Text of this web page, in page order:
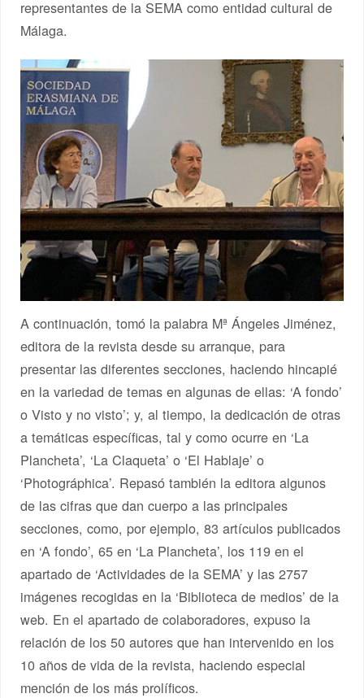
representantes de la SEMA como entidad cultural de
Málaga.
A continuación, tomó la palabra Mª Ángeles Jiménez,
editora de la revista desde su arranque, para
presentar las diferentes secciones, haciendo hincapié
en la variedad de temas en algunas de ellas: ‘A fondo’
o Visto y no visto’; y, al tiempo, la dedicación de otras
a temáticas específicas, tal y como ocurre en ‘La
Plancheta’, ‘La Claqueta’ o ‘El Hablaje’ o
‘Photográphica’. Repasó también la editora algunos
de las cifras que dan cuerpo a las principales
secciones, como, por ejemplo, 83 artículos publicados
en ‘A fondo’, 65 en ‘La Plancheta’, los 119 en el
apartado de ‘Actividades de la SEMA’ y las 2757
imágenes recogidas en la ‘Biblioteca de medios’ de la
web. En el apartado de colaboradores, expuso la
relación de los 50 autores que han intervenido en los
10 años de vida de la revista, haciendo especial
mención de los más prolíficos.